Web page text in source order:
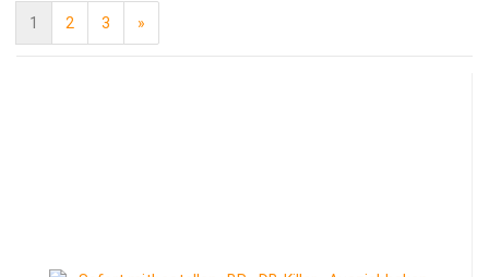
1 2 3 »